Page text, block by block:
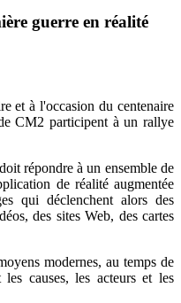
guerre en réalité
et à l'occasion du centenaire
CM2 participent à un rallye
répondre à un ensemble de
de réalité augmentée
qui déclenchent alors des
des sites Web, des cartes
modernes, au temps de
causes, les acteurs et les